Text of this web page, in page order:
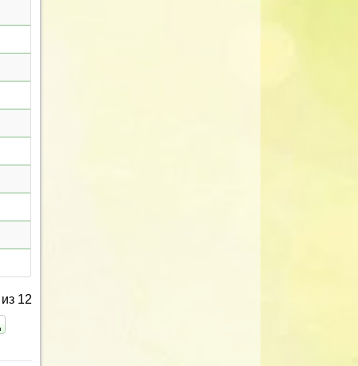
12